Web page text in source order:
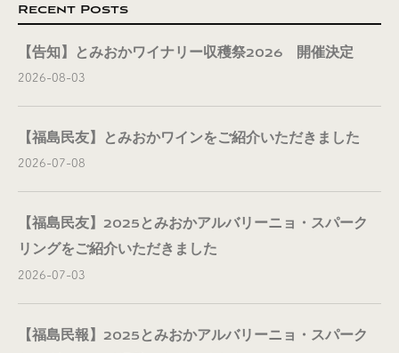
Recent Posts
【告知】とみおかワイナリー収穫祭2026 開催決定
2026-08-03
【福島民友】とみおかワインをご紹介いただきました
2026-07-08
【福島民友】2025とみおかアルバリーニョ・スパーク
リングをご紹介いただきました
2026-07-03
【福島民報】2025とみおかアルバリーニョ・スパーク